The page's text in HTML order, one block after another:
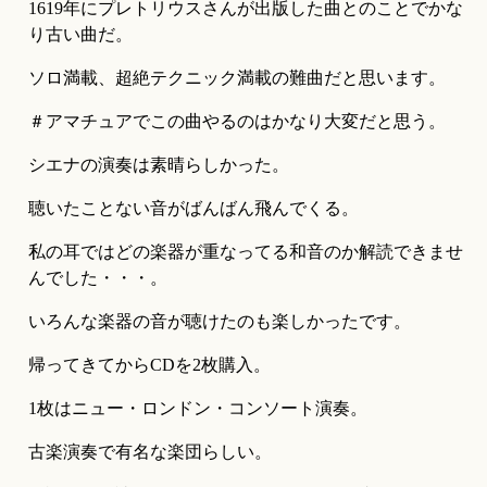
1619年にプレトリウスさんが出版した曲とのことでかな
り古い曲だ。
ソロ満載、超絶テクニック満載の難曲だと思います。
＃アマチュアでこの曲やるのはかなり大変だと思う。
シエナの演奏は素晴らしかった。
聴いたことない音がばんばん飛んでくる。
私の耳ではどの楽器が重なってる和音のか解読できませ
んでした・・・。
いろんな楽器の音が聴けたのも楽しかったです。
帰ってきてからCDを2枚購入。
1枚はニュー・ロンドン・コンソート演奏。
古楽演奏で有名な楽団らしい。